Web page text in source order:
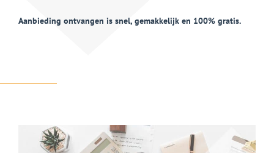
Aanbieding ontvangen is snel, gemakkelijk en 100% gratis.